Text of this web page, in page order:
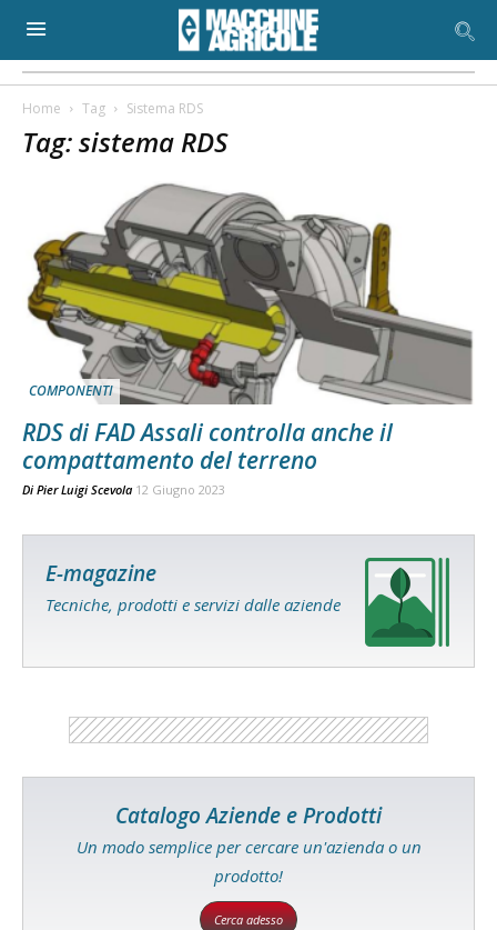
Home Tag Sistema RDS
Tag: sistema RDS
COMPONENTI
RDS di FAD Assali controlla anche il
compattamento del terreno
Di Pier Luigi Scevola 12 Giugno 2023
E-magazine
Tecniche, prodotti e servizi dalle aziende
Catalogo Aziende e Prodotti
Un modo semplice per cercare un'azienda o un
prodotto!
Cerca adesso